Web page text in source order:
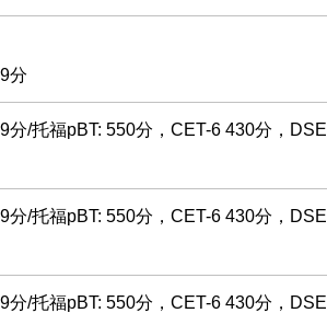
分
分/托福pBT: 550分，CET-6 430分，DSE
分/托福pBT: 550分，CET-6 430分，DSE
分/托福pBT: 550分，CET-6 430分，DSE